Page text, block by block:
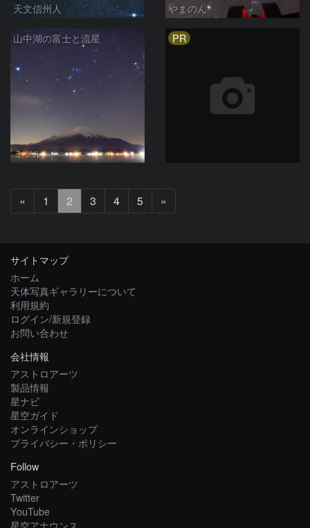
天文信州人 やまのん
山中湖の富士と流星
ミツル
PR
«
へ
1 2 3 4 5 »
へ
サイトマップ
ホーム
天体写真ギャラリーについて
利用規約
ログイン/新規登録
お問い合わせ
会社情報
アストロアーツ
製品情報
星ナビ
星空ガイド
オンラインショップ
プライバシー・ポリシー
Follow
アストロアーツ
Twitter
YouTube
星空アナウンス